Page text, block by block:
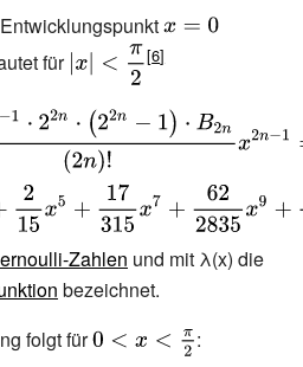
{\displaystyle
x=0}
für {\displaystyle
|x|<{\frac {\pi
}{2}}}
Zahlen und mit λ(x) die
bezeichnet.
folgt für{\displaystyle: